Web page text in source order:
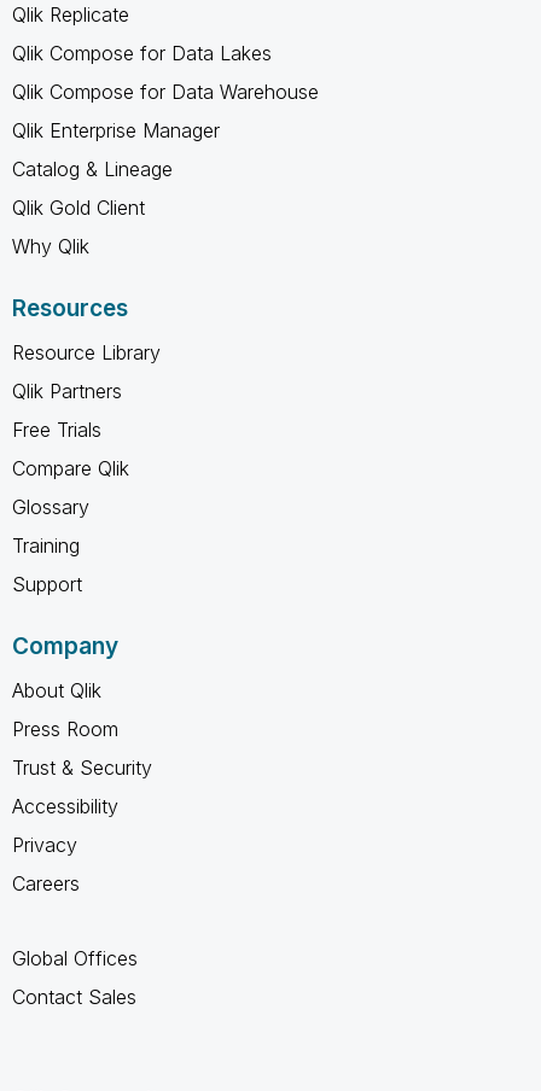
Qlik Replicate
Qlik Compose for Data Lakes
Qlik Compose for Data Warehouse
Qlik Enterprise Manager
Catalog & Lineage
Qlik Gold Client
Why Qlik
Resources
Resource Library
Qlik Partners
Free Trials
Compare Qlik
Glossary
Training
Support
Company
About Qlik
Press Room
Trust & Security
Accessibility
Privacy
Careers
Global Offices
Contact Sales